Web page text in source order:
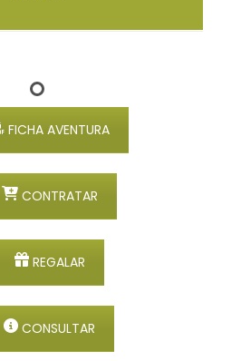
FICHA AVENTURA
CONTRATAR
REGALAR
CONSULTAR